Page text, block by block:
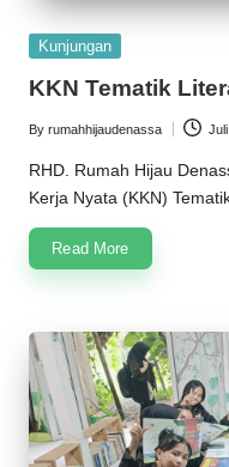
Posted
Kunjungan
KKN Tematik
Posted
by
By rumahhijaudenassa
RHD. Rumah Hijau
Kerja Nyata (KKN)
Read More